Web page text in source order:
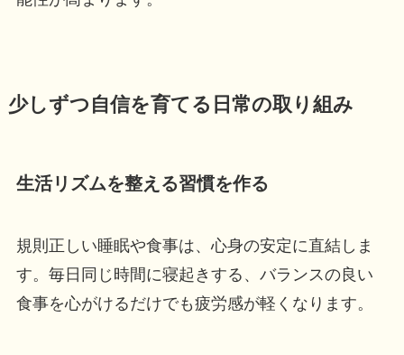
少しずつ自信を育てる日常の取り組み
生活リズムを整える習慣を作る
規則正しい睡眠や食事は、心身の安定に直結しま
す。毎日同じ時間に寝起きする、バランスの良い
食事を心がけるだけでも疲労感が軽くなります。